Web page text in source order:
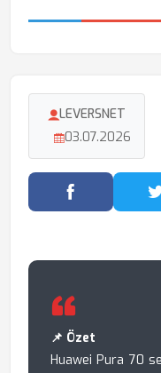
LEVERSNET
03.07.2026
📌 Özet
Huawei Pura 70